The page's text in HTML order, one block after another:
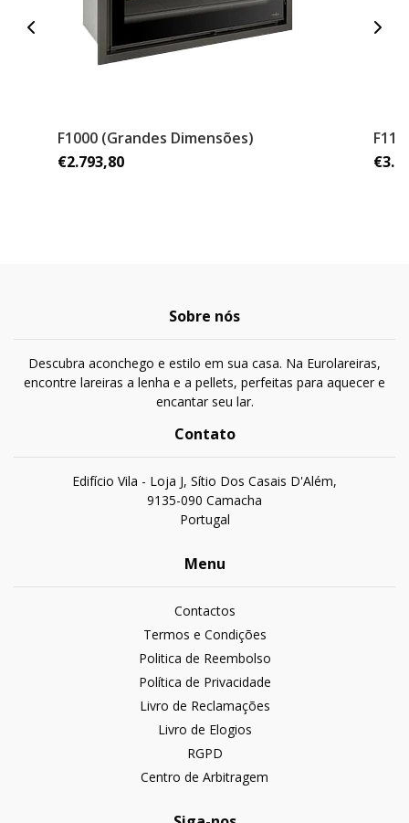
F1000 (Grandes Dimensões)
€2.793,80
Sobre nós
Descubra aconchego e estilo em sua casa. Na Eurolareiras,
encontre lareiras a lenha e a pellets, perfeitas para aquecer e
encantar seu lar.
Contato
Edifício Vila - Loja J, Sítio Dos Casais D'Além,
9135-090 Camacha
Portugal
Menu
Contactos
Termos e Condições
Politica de Reembolso
Política de Privacidade
Livro de Reclamações
Livro de Elogios
RGPD
Centro de Arbitragem